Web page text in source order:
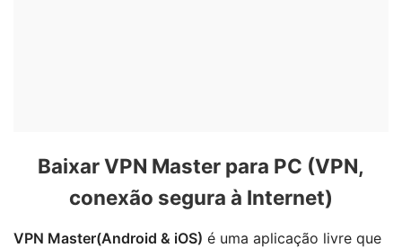
Baixar VPN Master para PC (VPN,
conexão segura à Internet)
VPN Master(Android & iOS) é uma aplicação livre que